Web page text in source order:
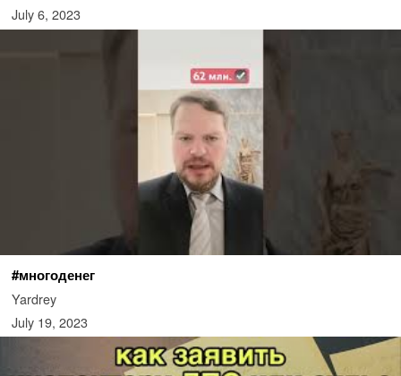
July 6, 2023
#многоденег
Yardrey
July 19, 2023